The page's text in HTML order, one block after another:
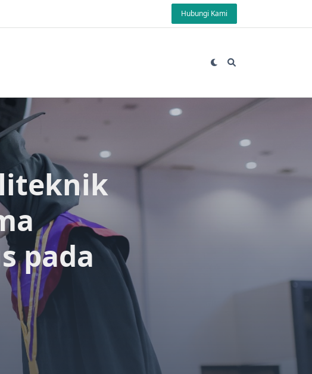
Hubungi Kami
pada